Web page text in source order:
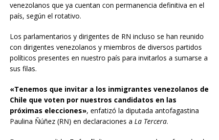
venezolanos que ya cuentan con permanencia definitiva en el
país, según el rotativo.
Los parlamentarios y dirigentes de RN incluso se han reunido
con dirigentes venezolanos y miembros de diversos partidos
políticos presentes en nuestro país para invitarlos a sumarse a
sus filas.
«Tenemos que invitar a los inmigrantes venezolanos de
Chile que voten por nuestros candidatos en las
próximas elecciones», enfatizó la diputada antofagastina
Paulina Ñúñez (RN) en declaraciones a La Tercera.